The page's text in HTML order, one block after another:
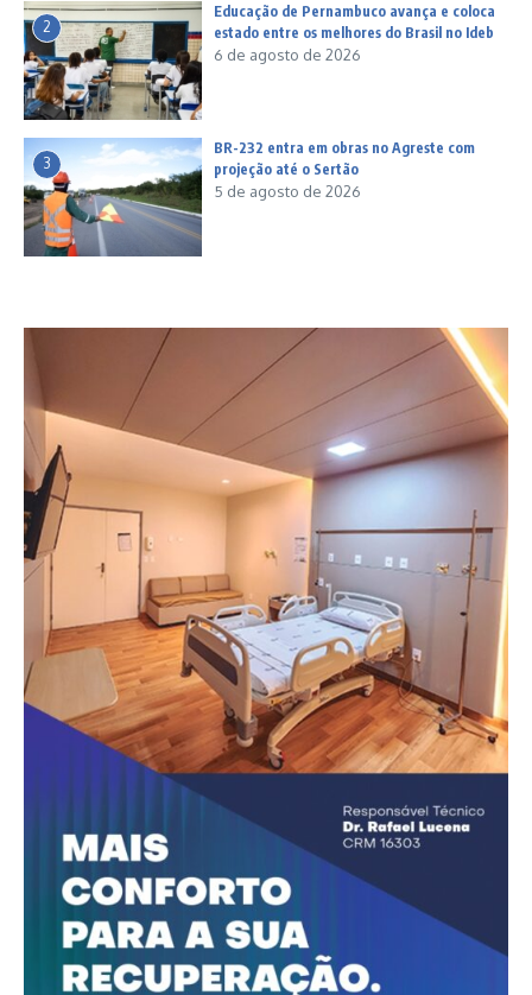
2
Educação de Pernambuco avança e coloca
estado entre os melhores do Brasil no Ideb
6 de agosto de 2026
3
BR-232 entra em obras no Agreste com
projeção até o Sertão
5 de agosto de 2026